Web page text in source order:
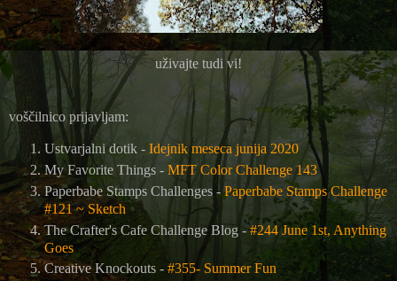
uživajte tudi vi!
voščilnico prijavljam:
Ustvarjalni dotik - Idejnik meseca junija 2020
My Favorite Things - MFT Color Challenge 143
Paperbabe Stamps Challenges -Paperbabe Stamps Challenge
#121 ~ Sketch
The Crafter's Cafe Challenge Blog -#244 June 1st, Anything
Goes
Creative Knockouts - #355- Summer Fun